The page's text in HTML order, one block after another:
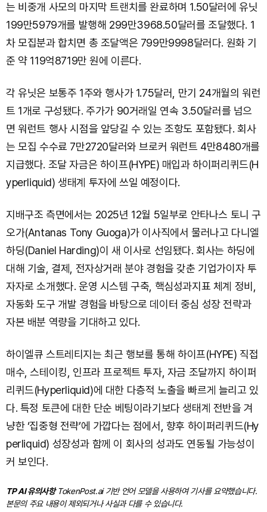
는 비중개 사모의 마지막 트랜치를 완료하며 1.50달러에 유닛
199만5979개를 발행해 299만3968.50달러를 조달했다. 1
차 모집분과 합치면 총 조달액은 799만9998달러다. 원화 기
준 약 119억8719만 원에 이른다.
각 유닛은 보통주 1주와 행사가 1.75달러, 만기 24개월의 워런
트 1개로 구성됐다. 주가가 90거래일 연속 3.50달러를 넘으
면 워런트 행사 시점을 앞당길 수 있는 조항도 포함됐다. 회사
는 모집 수수료 7만2720달러와 브로커 워런트 4만8480개를
지급했다. 조달 자금은 하이프(HYPE) 매입과 하이퍼리퀴드(H
yperliquid) 생태계 투자에 쓰일 예정이다.
지배구조 측면에서는 2025년 12월 5일부로 안타나스 토니 구
오가(Antanas Tony Guoga)가 이사직에서 물러나고 다니엘
하딩(Daniel Harding)이 새 이사로 선임됐다. 회사는 하딩에
대해 기술, 결제, 전자상거래 분야 경험을 갖춘 기업가이자 투
자자로 소개했다. 운영 시스템 구축, 핵심성과지표 체계 정비,
자동화 도구 개발 경험을 바탕으로 데이터 중심 성장 전략과
자본 배분 역량을 기대하고 있다.
하이엘큐 스트레티지는 최근 행보를 통해 하이프(HYPE) 직접
매수, 스테이킹, 인프라 프로젝트 투자, 자금 조달까지 하이퍼
리퀴드(Hyperliquid)에 대한 다층적 노출을 빠르게 늘리고 있
다. 특정 토큰에 대한 단순 베팅이라기보다 생태계 전반을 겨
냥한 ‘집중형 전략’에 가깝다는 점에서, 향후 하이퍼리퀴드(Hy
perliquid) 성장성과 함께 이 회사의 성과도 연동될 가능성이
커 보인다.
TP AI 유의사항TokenPost.ai 기반 언어 모델을 사용하여 기사를 요약했습니다.
본문의 주요 내용이 제외되거나 사실과 다를 수 있습니다.